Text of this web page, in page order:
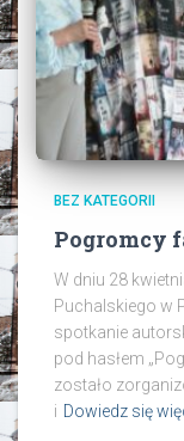
BEZ KATEGORII
Pogromcy
W dniu 28
Puchalskiego w
spotkanie
pod hasłem
zostało
i Dowiedz się